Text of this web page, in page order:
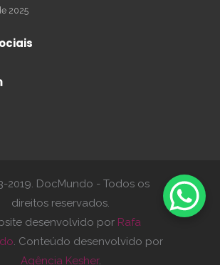
2025
2019. DocMundo - Todos os
direitos reservados.
desenvolvido por Rafa
. Conteúdo desenvolvido por
Agência Kesher.